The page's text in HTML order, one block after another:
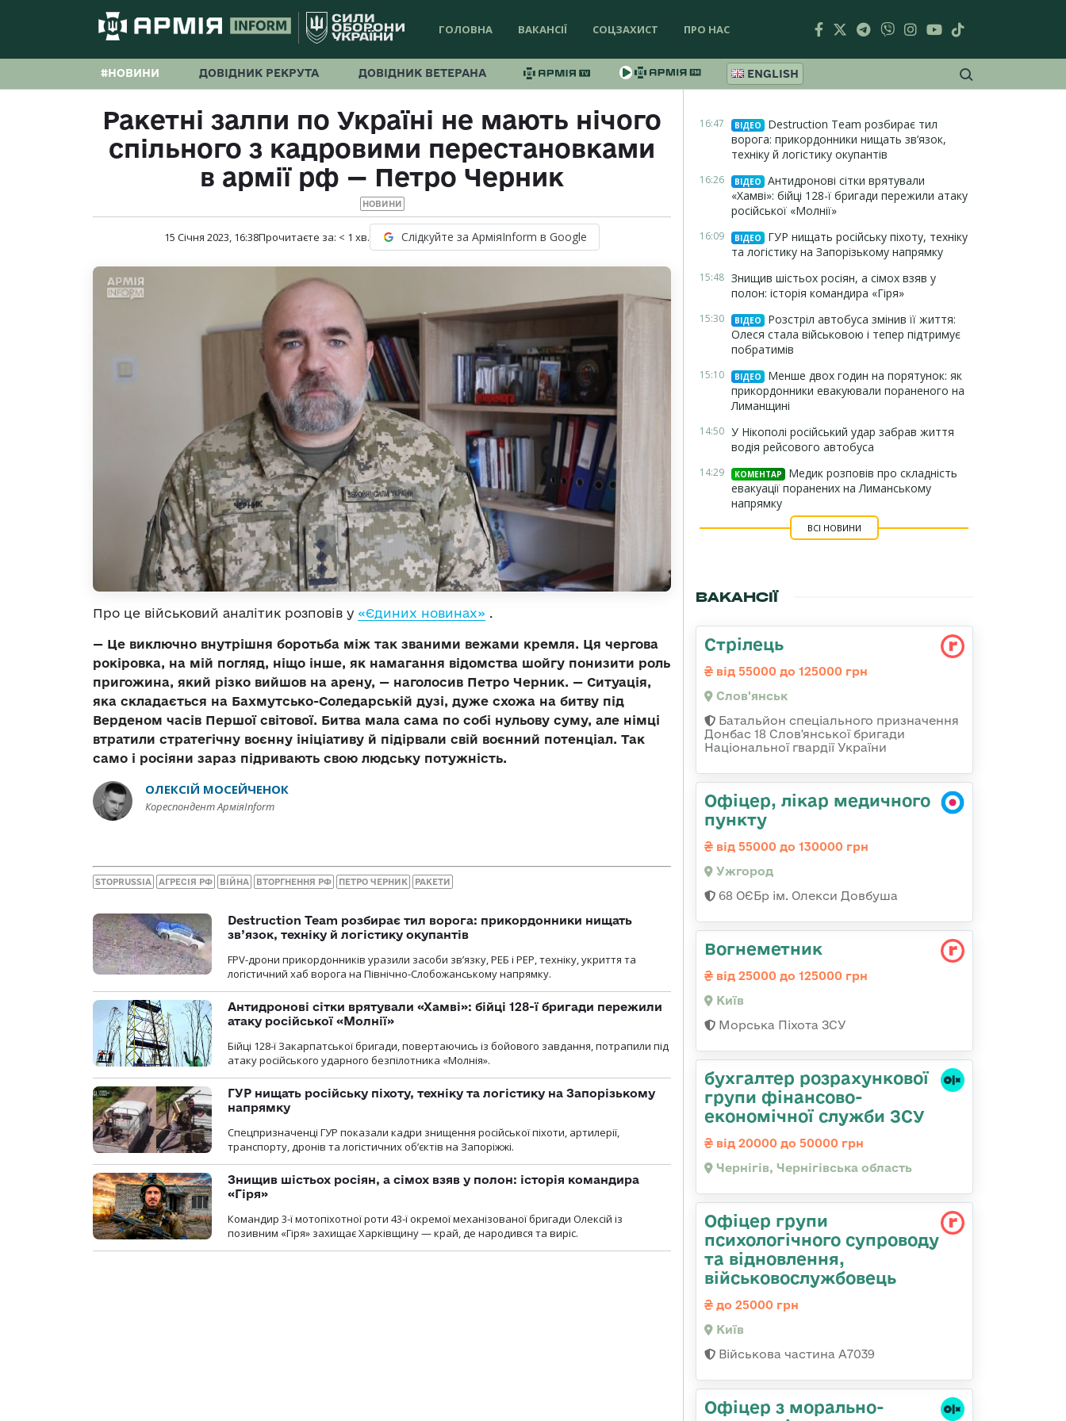
ГОЛОВНА ВАКАНСІЇ СОЦЗАХИСТ ПРО НАС
#НОВИНИ ДОВІДНИК РЕКРУТА ДОВІДНИК ВЕТЕРАНА ENGLISH
Ракетні залпи по Україні не мають нічого
спільного з кадровими перестановками
в армії рф — Петро Черник
НОВИНИ
15 Січня 2023, 16:38Прочитаєте за: < 1 хв. Слідкуйте за АрміяInform в Google
Про це військовий аналітик розповів у «Єдиних новинах» .
— Це виключно внутрішня боротьба між так званими вежами кремля. Ця чергова
рокіровка, на мій погляд, ніщо інше, як намагання відомства шойгу понизити роль
пригожина, який різко вийшов на арену, — наголосив Петро Черник. — Ситуація,
яка складається на Бахмутсько-Соледарській дузі, дуже схожа на битву під
Верденом часів Першої світової. Битва мала сама по собі нульову суму, але німці
втратили стратегічну воєнну ініціативу й підірвали свій воєнний потенціал. Так
само і росіяни зараз підривають свою людську потужність.
ОЛЕКСІЙ МОСЕЙЧЕНОК
Кореспондент АрміяInform
STOPRUSSIA АГРЕСІЯ РФ ВІЙНА ВТОРГНЕННЯ РФ ПЕТРО ЧЕРНИК РАКЕТИ
Destruction Team розбирає тил ворога: прикордонники нищать
зв’язок, техніку й логістику окупантів
FPV-дрони прикордонників уразили засоби зв’язку, РЕБ і РЕР, техніку, укриття та
логістичний хаб ворога на Північно-Слобожанському напрямку.
Антидронові сітки врятували «Хамві»: бійці 128-ї бригади пережили
атаку російської «Молнії»
Бійці 128-ї Закарпатської бригади, повертаючись із бойового завдання, потрапили під
атаку російського ударного безпілотника «Молнія».
ГУР нищать російську піхоту, техніку та логістику на Запорізькому
напрямку
Спецпризначенці ГУР показали кадри знищення російської піхоти, артилерії,
транспорту, дронів та логістичних об’єктів на Запоріжжі.
Знищив шістьох росіян, а сімох взяв у полон: історія командира
«Гіря»
Командир 3-ї мотопіхотної роти 43-ї окремої механізованої бригади Олексій із
позивним «Гіря» захищає Харківщину — край, де народився та виріс.
16:47 ВІДЕО
Destruction Team розбирає тил
ворога: прикордонники нищать зв’язок,
техніку й логістику окупантів
16:26 ВІДЕО
Антидронові сітки врятували
«Хамві»: бійці 128-ї бригади пережили атаку
російської «Молнії»
16:09 ВІДЕО
ГУР нищать російську піхоту, техніку
та логістику на Запорізькому напрямку
15:48 Знищив шістьох росіян, а сімох взяв у
полон: історія командира «Гіря»
15:30 ВІДЕО
Розстріл автобуса змінив її життя:
Олеся стала військовою і тепер підтримує
побратимів
15:10 ВІДЕО
Менше двох годин на порятунок: як
прикордонники евакуювали пораненого на
Лиманщині
14:50 У Нікополі російський удар забрав життя
водія рейсового автобуса
14:29 КОМЕНТАР
Медик розповів про складність
евакуації поранених на Лиманському
напрямку
ВСІ НОВИНИ
ВАКАНСІЇ
Стрілець
від 55000 до 125000 грн
Слов'янськ
Батальйон спеціального призначення
Донбас 18 Слов'янської бригади
Національної гвардії України
Офіцер, лікар медичного
пункту
від 55000 до 130000 грн
Ужгород
68 ОЄБр ім. Олекси Довбуша
Вогнеметник
від 25000 до 125000 грн
Київ
Морська Піхота ЗСУ
бухгалтер розрахункової
групи фінансово-
економічної служби ЗСУ
від 20000 до 50000 грн
Чернігів, Чернігівська область
Офіцер групи
психологічного супроводу
та відновлення,
військовослужбовець
до 25000 грн
Київ
Військова частина А7039
Офіцер з морально-